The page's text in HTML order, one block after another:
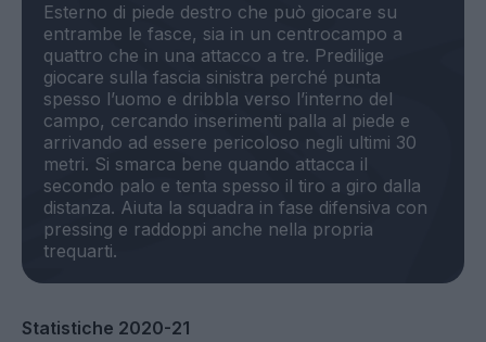
Esterno di piede destro che può giocare su
entrambe le fasce, sia in un centrocampo a
quattro che in una attacco a tre. Predilige
giocare sulla fascia sinistra perché punta
spesso l’uomo e dribbla verso l’interno del
campo, cercando inserimenti palla al piede e
arrivando ad essere pericoloso negli ultimi 30
metri. Si smarca bene quando attacca il
secondo palo e tenta spesso il tiro a giro dalla
distanza. Aiuta la squadra in fase difensiva con
pressing e raddoppi anche nella propria
Statistiche 2020-21